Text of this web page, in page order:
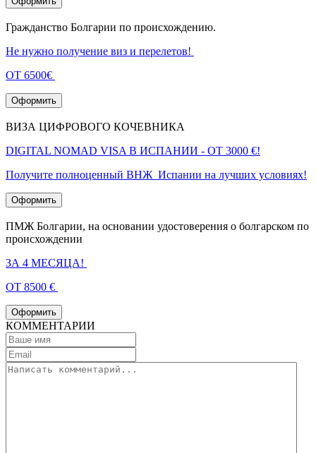
Гражданство Болгарии по происхождению.
Не нужно получение виз и перелетов!
ОТ 6500€
Оформить
ВИЗА ЦИФРОВОГО КОЧЕВНИКА
DIGITAL NOMAD VISA В ИСПАНИИ - ОТ 3000 €!
Получите полноценный ВНЖ Испании на лучших условиях!
Оформить
ПМЖ Болгарии, на основании удостоверения о болгарском по
происхождении
ЗА 4 МЕСЯЦА!
ОТ 8500 €
Оформить
КОММЕНТАРИИ